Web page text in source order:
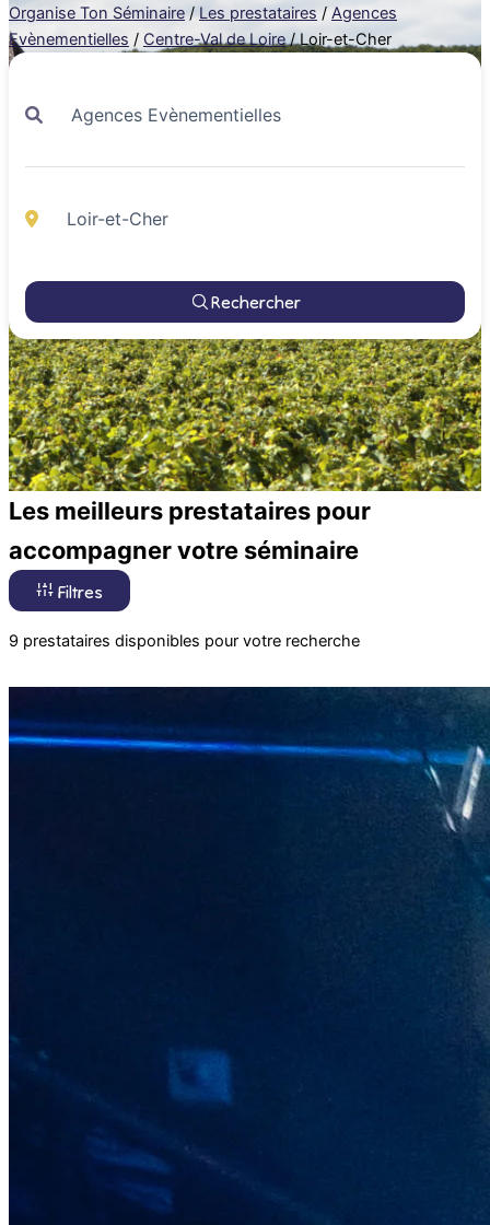
Organise Ton Séminaire / Les prestataires / Agences
Evènementielles / Centre-Val de Loire / Loir-et-Cher
Rechercher
Les meilleurs prestataires pour
accompagner votre séminaire
Filtres
9 prestataires disponibles pour votre recherche